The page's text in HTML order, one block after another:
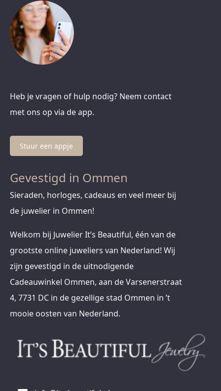
Heb je vragen of hulp nodig? Neem contact
met ons op via de app.
Stuur een appje
Gevestigd in Ommen
Sieraden, horloges, cadeaus en veel meer bij
de juwelier in Ommen!
Welkom bij Juwelier It’s Beautiful, één van de
grootste online juweliers van Nederland! Wij
zijn gevestigd in de uitnodigende
Cadeauwinkel Ommen, aan de Varsenerstraat
4, 7731 DC in de gezellige stad Ommen in ’t
mooie oosten van Nederland.